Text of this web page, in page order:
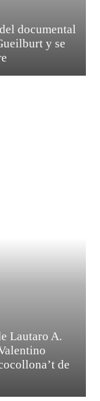
documental
y se
Lautaro A.
de